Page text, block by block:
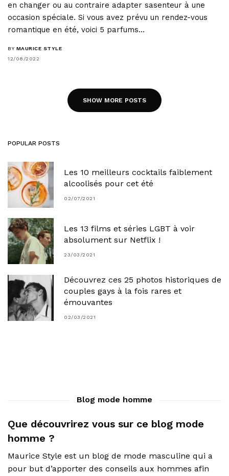
en changer ou au contraire adapter sasenteur à une
occasion spéciale. Si vous avez prévu un rendez-vous
romantique en été, voici 5 parfums…
BY MAURICE STYLE
12/08/2022
SHOW MORE POSTS
POPULAR POSTS
Les 10 meilleurs cocktails faiblement
alcoolisés pour cet été
02/07/2021
Les 13 films et séries LGBT à voir
absolument sur Netflix !
23/03/2021
Découvrez ces 25 photos historiques de
couples gays à la fois rares et
émouvantes
02/03/2021
Blog mode homme
Que découvrirez vous sur ce blog mode
homme ?
Maurice Style est un blog de mode masculine qui a
pour but d’apporter des conseils aux hommes afin